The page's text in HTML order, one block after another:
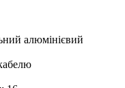
алюмінієвий